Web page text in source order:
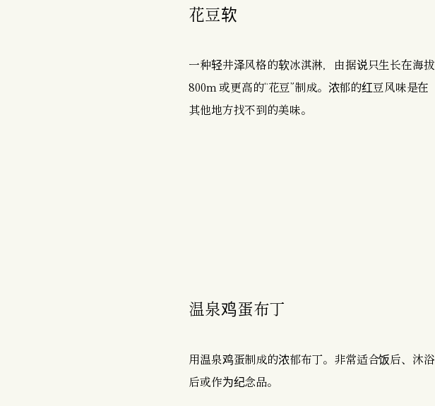
花豆软
一种轻井泽风格的软冰淇淋，由据说只生长在海拔
800m 或更高的“花豆”制成。浓郁的红豆风味是在
其他地方找不到的美味。
温泉鸡蛋布丁
用温泉鸡蛋制成的浓郁布丁。非常适合饭后、沐浴
后或作为纪念品。